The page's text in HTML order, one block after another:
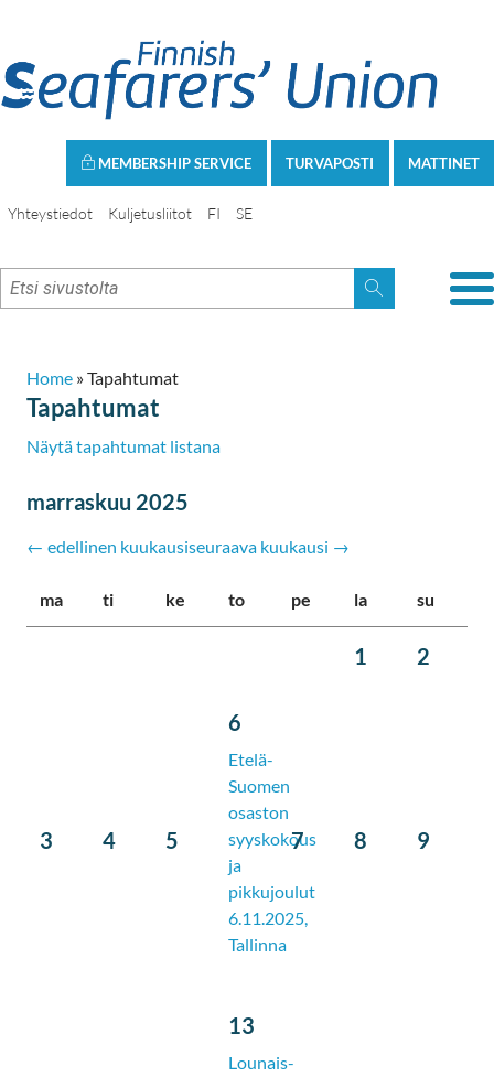
MATTINET
TURVAPOSTI
MEMBERSHIP SERVICE
Yhteystiedot Kuljetusliitot FI SE
Home »Tapahtumat
Tapahtumat
Näytä tapahtumat listana
marraskuu 2025
← edellinen kuukausiseuraava kuukausi →
ma ti ke to pe la su
1 2
3 4 5
6
Etelä-
Suomen
osaston
syyskokous
ja
pikkujoulut
6.11.2025,
Tallinna
7 8 9
13
Lounais-